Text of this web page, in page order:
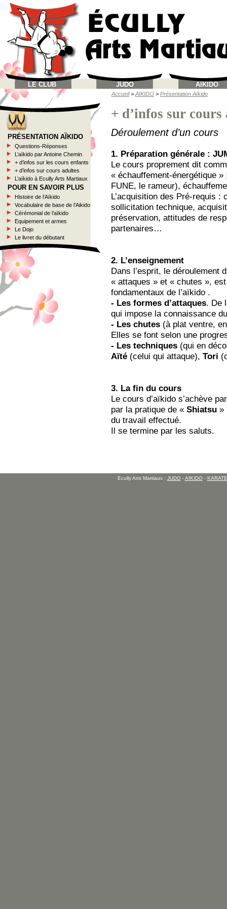
LE CLUB JUDO AIKIDO
Accueil> AIKIDO > Présentation Aïkido
PRÉSENTATION AÏKIDO
Questions-Réponses
L’aïkido par Antoine Chemin
+ d’infos sur les cours enfants
+ d’infos sur cours adultes
L’aïkido à Ecully Arts Martiaux
POUR EN SAVOIR PLUS
Histoire de l’Aïkido
Vocabulaire de base de l’Aikido
Cérémonial de l’aïkido
Equipement et armes
Le Dojo
Le livret du débutant
+ d’infos sur cours
Déroulement d’un cours
1. Préparation générale :
Le cours proprement dit
« échauffement-énergétique
FUNE, le rameur),
L’acquisition des Pré-requis :
sollicitation technique,
préservation, attitudes de
partenaires…
2. L’enseignement
Dans l’esprit, le déroulement
« attaques » et « chutes »,
fondamentaux de l’aïkido .
- Les formes d’attaques. De
qui impose la connaissance
- Les chutes (à plat ventre,
Elles se font selon une
- Les techniques (qui en
Aïté (celui qui attaque), Tori
3. La fin du cours
Le cours d’aïkido s’achève
par la pratique de « Shiatsu »
du travail effectué.
Il se termine par les saluts.
Ecully Arts Martiaux : JUDO-AIKIDO- KARATE